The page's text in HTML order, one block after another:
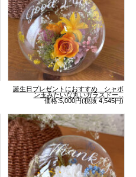
誕生日プレゼントにおすすめ シャボ
ン玉みたいな丸いガラスドー...
価格:5,000円(税抜 4,545円)